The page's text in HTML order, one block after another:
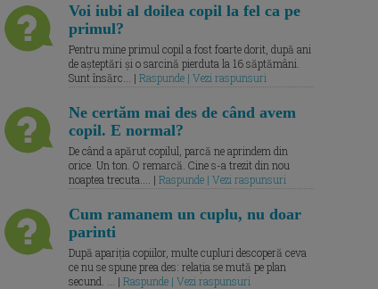
Voi iubi al doilea copil la fel ca pe
primul?
Pentru mine primul copil a fost foarte dorit, după ani
de așteptări și o sarcină pierduta la 16 săptămâni.
Sunt însărc... | Raspunde | Vezi raspunsuri
Ne certăm mai des de când avem
copil. E normal?
De când a apărut copilul, parcă ne aprindem din
orice. Un ton. O remarcă. Cine s-a trezit din nou
noaptea trecuta.... | Raspunde | Vezi raspunsuri
Cum ramanem un cuplu, nu doar
parinti
După apariția copiilor, multe cupluri descoperă ceva
ce nu se spune prea des: relația se mută pe plan
secund. ... | Raspunde | Vezi raspunsuri